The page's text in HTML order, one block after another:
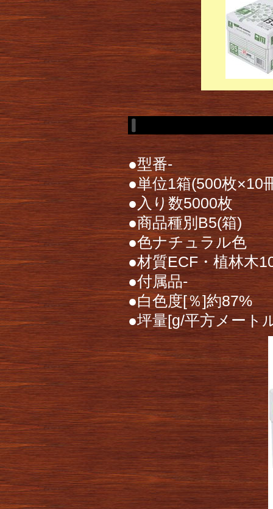
●型番-
●単位1箱(500枚×10
●入り数5000枚
●商品種別B5(箱)
●色ナチュラル色
●材質ECF・植林木
●付属品-
●白色度[％]約87%
●坪量[g/平方メート